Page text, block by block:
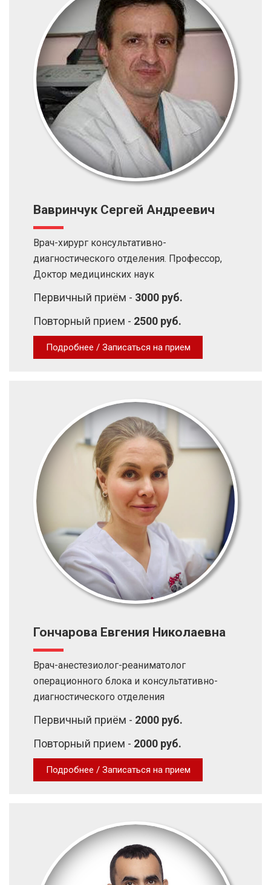
Вавринчук Сергей Андреевич
Врач-хирург консультативно-
диагностического отделения. Профессор,
Доктор медицинских наук
Первичный приём - 3000 руб.
Повторный прием - 2500 руб.
Подробнее / Записаться на прием
Гончарова Евгения Николаевна
Врач-анестезиолог-реаниматолог
операционного блока и консультативно-
диагностического отделения
Первичный приём - 2000 руб.
Повторный прием - 2000 руб.
Подробнее / Записаться на прием